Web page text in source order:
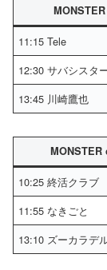
11:15 Tele
12:30 サバシスタ
13:45 川崎鷹也
10:25 終活クラブ
11:55 なきごと
13:10 ズーカラデ